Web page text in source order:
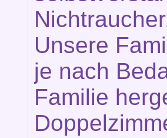
Unsere
je nach
Familie